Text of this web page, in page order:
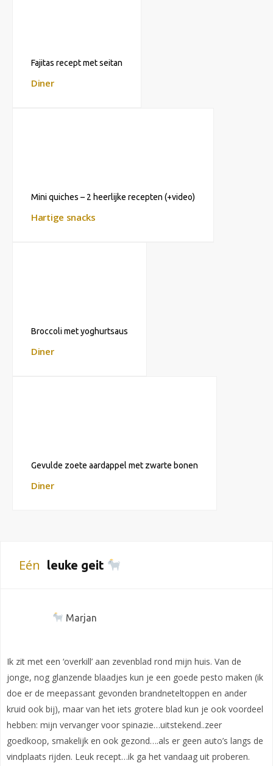
Fajitas recept met seitan
Diner
Mini quiches – 2 heerlijke recepten (+video)
Hartige snacks
Broccoli met yoghurtsaus
Diner
Gevulde zoete aardappel met zwarte bonen
Diner
Eén leuke geit
Marjan
Ik zit met een ‘overkill’ aan zevenblad rond mijn huis. Van de
jonge, nog glanzende blaadjes kun je een goede pesto maken (ik
doe er de meepassant gevonden brandneteltoppen en ander
kruid ook bij), maar van het iets grotere blad kun je ook voordeel
hebben: mijn vervanger voor spinazie…uitstekend..zeer
goedkoop, smakelijk en ook gezond….als er geen auto’s langs de
vindplaats rijden. Leuk recept…ik ga het vandaag uit proberen.